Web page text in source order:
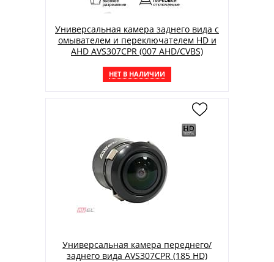
Универсальная камера заднего вида с
омывателем и переключателем HD и
AHD AVS307CPR (007 AHD/CVBS)
НЕТ В НАЛИЧИИ
Универсальная камера переднего/
заднего вида AVS307CPR (185 НD)